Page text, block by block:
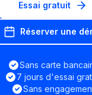
Essai gratuit
Réserver une
Sans carte
7 jours d'essai
Sans